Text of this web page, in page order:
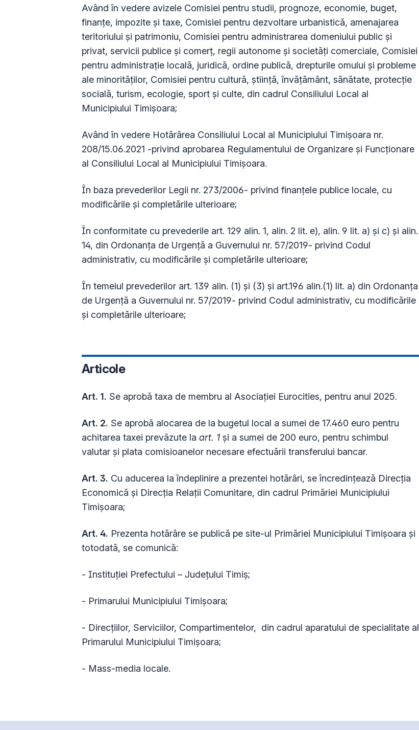
Având în vedere avizele Comisiei pentru studii, prognoze, economie, buget,
finanțe, impozite și taxe, Comisiei pentru dezvoltare urbanistică, amenajarea
teritoriului și patrimoniu, Comisiei pentru administrarea domeniului public și
privat, servicii publice și comerț, regii autonome și societăți comerciale, Comisiei
pentru administrație locală, juridică, ordine publică, drepturile omului și probleme
ale minorităților, Comisiei pentru cultură, știință, învățământ, sănătate, protecție
socială, turism, ecologie, sport și culte, din cadrul Consiliului Local al
Municipiului Timișoara;
Având în vedere Hotărârea Consiliului Local al Municipiului Timișoara nr.
208/15.06.2021 -privind aprobarea Regulamentului de Organizare și Funcționare
al Consiliului Local al Municipiului Timișoara.
În baza prevederilor Legii nr. 273/2006- privind finanţele publice locale, cu
modificările şi completările ulterioare;
În conformitate cu prevederile art. 129 alin. 1, alin. 2 lit. e), alin. 9 lit. a) și c) și alin.
14, din Ordonanța de Urgență a Guvernului nr. 57/2019- privind Codul
administrativ, cu modificările şi completările ulterioare;
În temeiul prevederilor art. 139 alin. (1) și (3) și art.196 alin.(1) lit. a) din Ordonanța
de Urgență a Guvernului nr. 57/2019- privind Codul administrativ, cu modificările
şi completările ulterioare;
Articole
Art. 1. Se aprobă taxa de membru al Asociaţiei Eurocities, pentru anul 2025.
Art. 2. Se aprobă alocarea de la bugetul local a sumei de 17.460 euro pentru
achitarea taxei prevăzute la art. 1 şi a sumei de 200 euro, pentru schimbul
valutar și plata comisioanelor necesare efectuării transferului bancar.
Art. 3. Cu aducerea la îndeplinire a prezentei hotărâri, se încredinţează Direcţia
Economică şi Direcţia Relații Comunitare, din cadrul Primăriei Municipiului
Timişoara;
Art. 4. Prezenta hotărâre se publică pe site-ul Primăriei Municipiului Timișoara și
totodată, se comunică:
- Instituției Prefectului – Județului Timiș;
- Primarului Municipiului Timișoara;
- Direcțiilor, Serviciilor, Compartimentelor, din cadrul aparatului de specialitate al
Primarului Municipiului Timișoara;
- Mass-media locale.